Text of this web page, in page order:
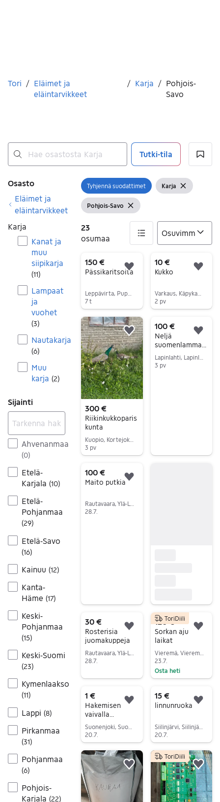
Olet tässä
Tori / Eläimet ja
eläintarvikkeet
/ Karja / Pohjois-
Savo
Tutki-tila
Suodattimet
Osasto
Eläimet ja
eläintarvikkeet
Karja
Kanat ja
muu
siipikarja
(11)
Lampaat
ja
vuohet
(3)
Nautakarja
(6)
Muu
karja (2)
Sijainti
Ahvenanmaa
(0)
Etelä-
Karjala (10)
Etelä-
Pohjanmaa
(29)
Etelä-Savo
(16)
Kainuu (12)
Kanta-
Häme (17)
Keski-
Pohjanmaa
(15)
Keski-Suomi
(23)
Kymenlaakso
(11)
Lappi (8)
Pirkanmaa
(31)
Pohjanmaa
(6)
Pohjois-
Karjala (22)
Avaa suodatin
Tyhjennä suodattimet Näytä suodattimet
Karja Tyhjennä
Näytä suodattimet
Pohjois-Savo
Tyhjennä suodatin
23
osumaa
23 tulos(ta)
150 €
Pässikaritsoita
7 t
Lisää suosikiksi.
10 €
Kukko
Varkaus, Käpykangas, Pohjois-Savo
2 pv
300 €
Riikinkukkoparis
kunta
3 pv
Lisää suosikiksi.
100 €
Neljä
suomenlammast
a
3 pv
100 €
Maito putkia
28.7.
30 €
Rosterisia
juomakuppeja
28.7.
Lisää suosikiksi.
120 €
Sorkan aju
laikat
Vieremä, Vieremä Keskus, Pohjois-Savo
23.7.
Osta heti
ToriDiili
1 €
Hakemisen
vaivalla
kukkopoikia
20.7.
Lisää suosikiksi.
15 €
linnunruoka
Siilinjärvi, Siilinjärvi Keskus, Pohjois-Savo
20.7.
Lisää suosikiksi.
ToriDiili